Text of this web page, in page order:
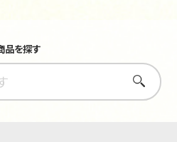
品を探す
さがす